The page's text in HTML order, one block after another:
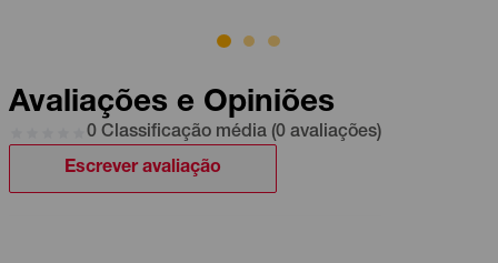
Avaliações e Opiniões
0 Classificação média (0 avaliações)
Escrever avaliação